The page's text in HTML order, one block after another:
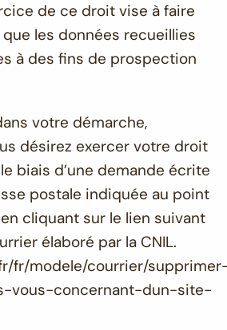
de ce droit vise à faire
les données recueillies
à des fins de prospection
votre démarche,
désirez exercer votre droit
biais d’une demande écrite
postale indiquée au point
cliquant sur le lien suivant
élaboré par la CNIL.
fr/modele/courrier/
vous-concernant-dun-site-